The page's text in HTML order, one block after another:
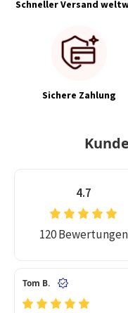
Schneller Versand
Sichere Zahlung
4.7
120 Bewertungen
Tom B.